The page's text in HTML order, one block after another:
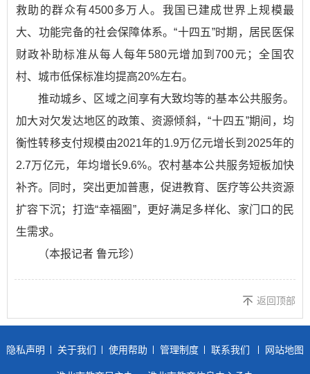
救助的群众有4500多万人。我国已建成世界上规模最
大、功能完备的社会保障体系。“十四五”时期，居民医保
财政补助标准从每人每年580元增加到700元；全国农
村、城市低保标准均提高20%左右。
推动城乡、区域之间享有大致均等的基本公共服务。
加大对欠发达地区的政策、资源倾斜，“十四五”期间，均
衡性转移支付规模由2021年的1.9万亿元增长到2025年的
2.7万亿元，年均增长9.6%。农村基本公共服务短板加快
补齐。同时，突出更加普惠，促进教育、医疗等公共资源
扩容下沉；打造“幸福圈”，更好满足多样化、家门口的民
生需求。
（本报记者 鲁元珍）
返回顶部
隐私声明 关于我们 使用帮助 管理制度 联系我们 网站地图